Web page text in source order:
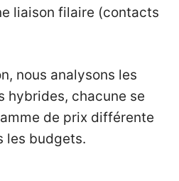
liaison filaire (contacts
nous analysons les
hybrides, chacune se
de prix différente
les budgets.